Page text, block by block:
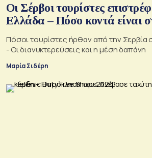
Οι Σέρβοι τουρίστες
Ελλάδα – Πόσο κοντά είναι
Πόσοι τουρίστες ήρθαν από την Σερβία
- Οι διανυκτερεύσεις και η μέση δαπάνη
Μαρία Σιδέρη